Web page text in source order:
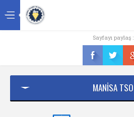
Üyelik
Sayfayı paylaş :
MANİSA TSO